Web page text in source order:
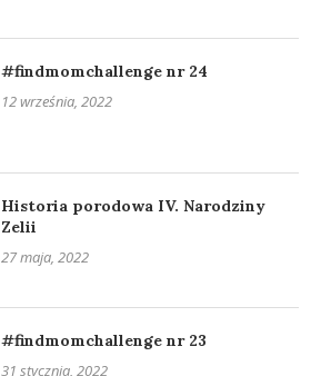
#findmomchallenge nr 24
12 września, 2022
Historia porodowa IV. Narodziny
Zelii
27 maja, 2022
#findmomchallenge nr 23
31 stycznia, 2022